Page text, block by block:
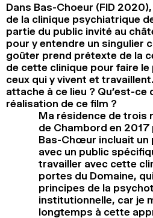
Dans Bas-Choeur (FID
de la clinique psychiatrique
partie du public invité au
pour y entendre un singulier
goûter prend prétexte de la
de cette clinique pour faire
ceux qui y vivent et
attache à ce lieu ? Qu’est-ce
réalisation de ce film ?
Ma résidence de trois
de Chambord en
Bas-Chœur incluait un
avec un public
travailler avec cette
portes du Domaine,
principes de la
institutionnelle, car je
longtemps à cette